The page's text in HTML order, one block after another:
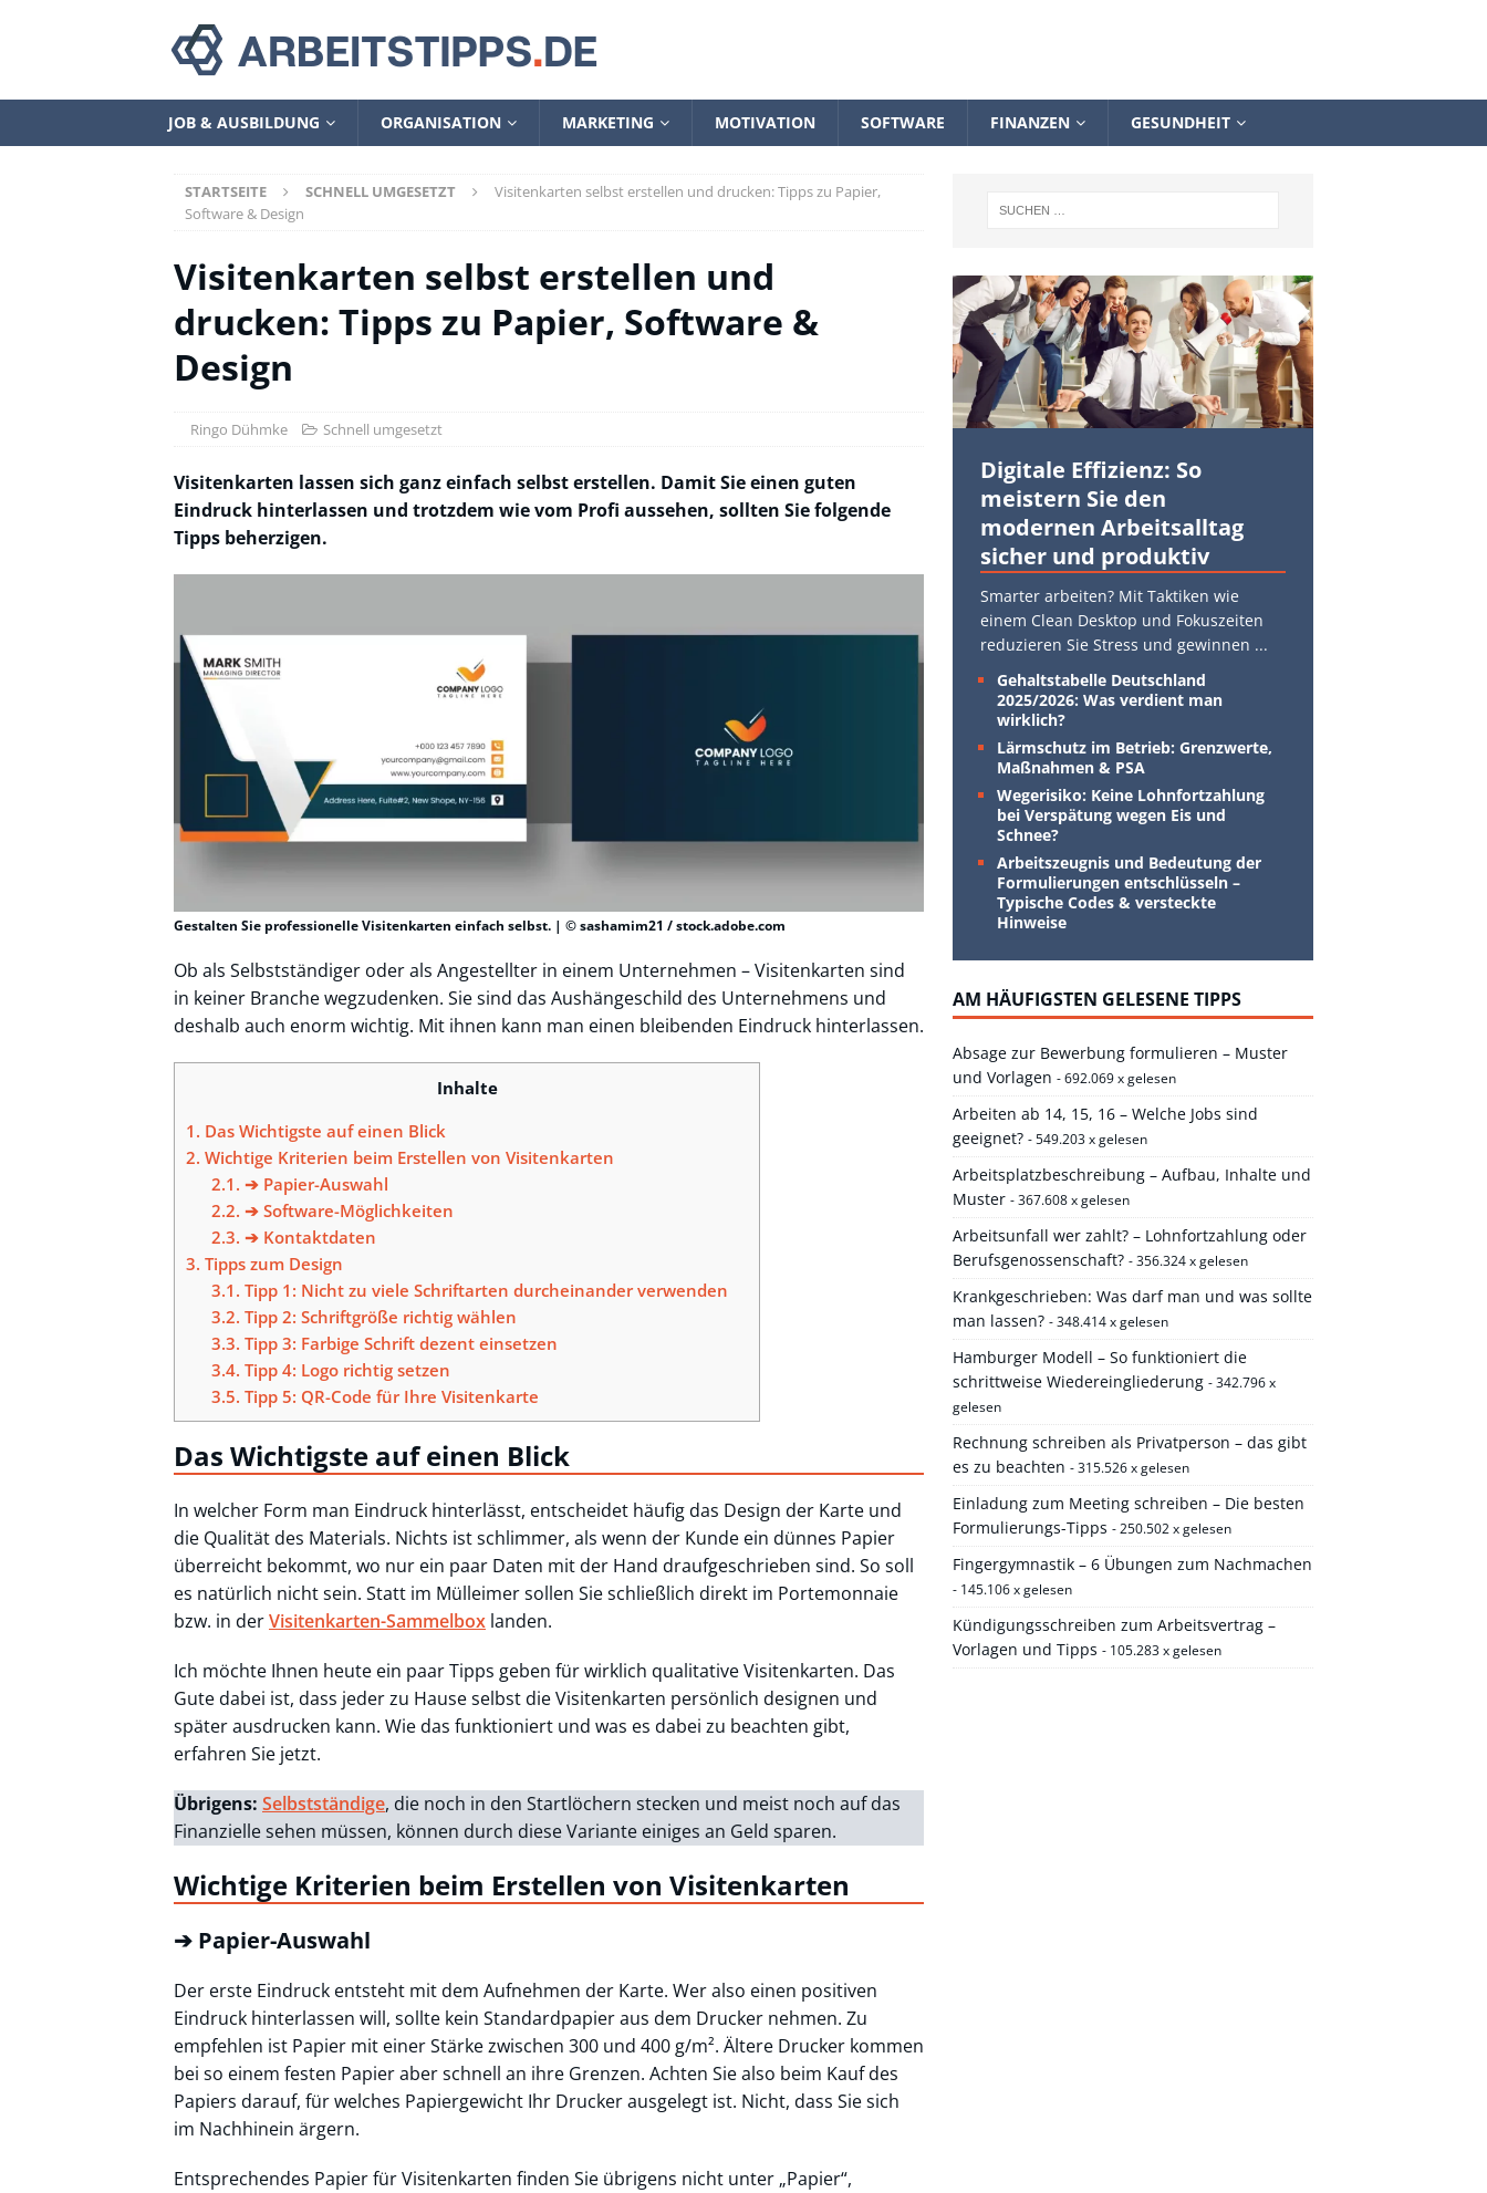
JOB & AUSBILDUNG ORGANISATION MARKETING MOTIVATION SOFTWARE FINANZEN GESUNDHEIT
STARTSEITE SCHNELL UMGESETZT
Visitenkarten selbst erstellen und drucken: Tipps zu Papier,
Software & Design
Visitenkarten selbst erstellen und
drucken: Tipps zu Papier, Software &
Design
Ringo Dühmke Schnell umgesetzt
Visitenkarten lassen sich ganz einfach selbst erstellen. Damit Sie einen guten
Eindruck hinterlassen und trotzdem wie vom Profi aussehen, sollten Sie folgende
Tipps beherzigen.
Gestalten Sie professionelle Visitenkarten einfach selbst. | © sashamim21 / stock.adobe.com
Ob als Selbstständiger oder als Angestellter in einem Unternehmen – Visitenkarten sind
in keiner Branche wegzudenken. Sie sind das Aushängeschild des Unternehmens und
deshalb auch enorm wichtig. Mit ihnen kann man einen bleibenden Eindruck hinterlassen.
Inhalte
1. Das Wichtigste auf einen Blick
2. Wichtige Kriterien beim Erstellen von Visitenkarten
2.1. ➔ Papier-Auswahl
2.2. ➔ Software-Möglichkeiten
2.3. ➔ Kontaktdaten
3. Tipps zum Design
3.1. Tipp 1: Nicht zu viele Schriftarten durcheinander verwenden
3.2. Tipp 2: Schriftgröße richtig wählen
3.3. Tipp 3: Farbige Schrift dezent einsetzen
3.4. Tipp 4: Logo richtig setzen
3.5. Tipp 5: QR-Code für Ihre Visitenkarte
Das Wichtigste auf einen Blick
In welcher Form man Eindruck hinterlässt, entscheidet häufig das Design der Karte und
die Qualität des Materials. Nichts ist schlimmer, als wenn der Kunde ein dünnes Papier
überreicht bekommt, wo nur ein paar Daten mit der Hand draufgeschrieben sind. So soll
es natürlich nicht sein. Statt im Mülleimer sollen Sie schließlich direkt im Portemonnaie
bzw. in derVisitenkarten-Sammelbox landen.
Ich möchte Ihnen heute ein paar Tipps geben für wirklich qualitative Visitenkarten. Das
Gute dabei ist, dass jeder zu Hause selbst die Visitenkarten persönlich designen und
später ausdrucken kann. Wie das funktioniert und was es dabei zu beachten gibt,
erfahren Sie jetzt.
Übrigens: Selbstständige, die noch in den Startlöchern stecken und meist noch auf das
Finanzielle sehen müssen, können durch diese Variante einiges an Geld sparen.
Wichtige Kriterien beim Erstellen von Visitenkarten
➔ Papier-Auswahl
Der erste Eindruck entsteht mit dem Aufnehmen der Karte. Wer also einen positiven
Eindruck hinterlassen will, sollte kein Standardpapier aus dem Drucker nehmen. Zu
empfehlen ist Papier mit einer Stärke zwischen 300 und 400 g/m². Ältere Drucker kommen
bei so einem festen Papier aber schnell an ihre Grenzen. Achten Sie also beim Kauf des
Papiers darauf, für welches Papiergewicht Ihr Drucker ausgelegt ist. Nicht, dass Sie sich
im Nachhinein ärgern.
Entsprechendes Papier für Visitenkarten finden Sie übrigens nicht unter „Papier“,
Digitale Effizienz: So
meistern Sie den
modernen Arbeitsalltag
sicher und produktiv
Smarter arbeiten? Mit Taktiken wie
einem Clean Desktop und Fokuszeiten
reduzieren Sie Stress und gewinnen ...
Gehaltstabelle Deutschland
2025/2026: Was verdient man
wirklich?
Lärmschutz im Betrieb: Grenzwerte,
Maßnahmen & PSA
Wegerisiko: Keine Lohnfortzahlung
bei Verspätung wegen Eis und
Schnee?
Arbeitszeugnis und Bedeutung der
Formulierungen entschlüsseln –
Typische Codes & versteckte
Hinweise
AM HÄUFIGSTEN GELESENE TIPPS
Absage zur Bewerbung formulieren – Muster
und Vorlagen - 692.069 x gelesen
Arbeiten ab 14, 15, 16 – Welche Jobs sind
geeignet? - 549.203 x gelesen
Arbeitsplatzbeschreibung – Aufbau, Inhalte und
Muster - 367.608 x gelesen
Arbeitsunfall wer zahlt? – Lohnfortzahlung oder
Berufsgenossenschaft? - 356.324 x gelesen
Krankgeschrieben: Was darf man und was sollte
man lassen? - 348.414 x gelesen
Hamburger Modell – So funktioniert die
schrittweise Wiedereingliederung - 342.796 x
gelesen
Rechnung schreiben als Privatperson – das gibt
es zu beachten - 315.526 x gelesen
Einladung zum Meeting schreiben – Die besten
Formulierungs-Tipps - 250.502 x gelesen
Fingergymnastik – 6 Übungen zum Nachmachen
- 145.106 x gelesen
Kündigungsschreiben zum Arbeitsvertrag –
Vorlagen und Tipps - 105.283 x gelesen